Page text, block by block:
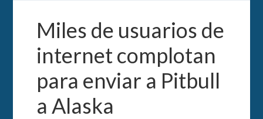
Miles de usuarios de
internet complotan
para enviar a Pitbull
a Alaska